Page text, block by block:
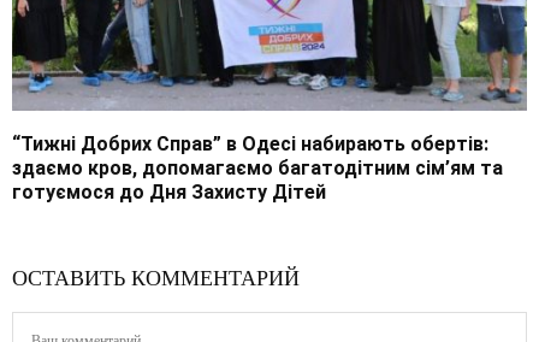
“Тижні Добрих Справ” в Одесі набирають обертів:
здаємо кров, допомагаємо багатодітним сім’ям та
готуємося до Дня Захисту Дітей
ОСТАВИТЬ КОММЕНТАРИЙ